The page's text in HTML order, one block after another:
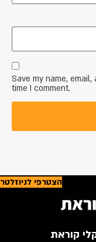
Save my name,
time I comment.
הצטרפי לניוזלטר